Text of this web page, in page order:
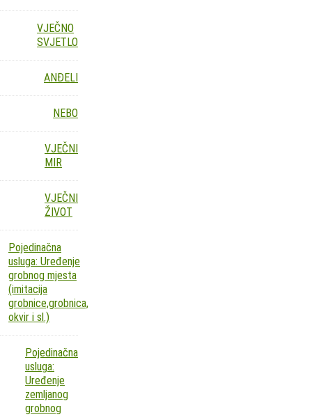
VJEČNO
SVJETLO
ANĐELI
NEBO
VJEČNI
MIR
VJEČNI
ŽIVOT
Pojedinačna
usluga: Uređenje
grobnog mjesta
(imitacija
grobnice,grobnica,
okvir i sl.)
Pojedinačna
usluga:
Uređenje
zemljanog
grobnog